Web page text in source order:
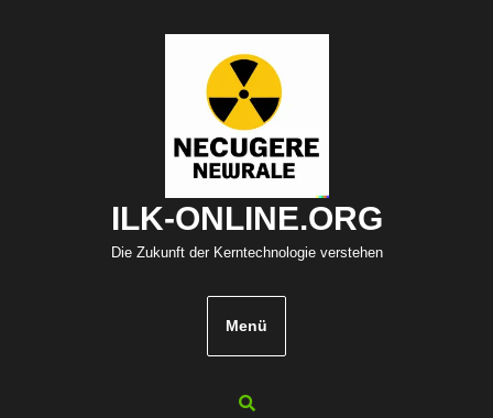
ILK-ONLINE.ORG
Die Zukunft der Kerntechnologie verstehen
Menü